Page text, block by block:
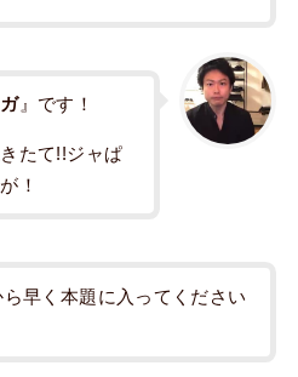
』です！
たて!!ジャぱ
！
ら早く本題に入ってください